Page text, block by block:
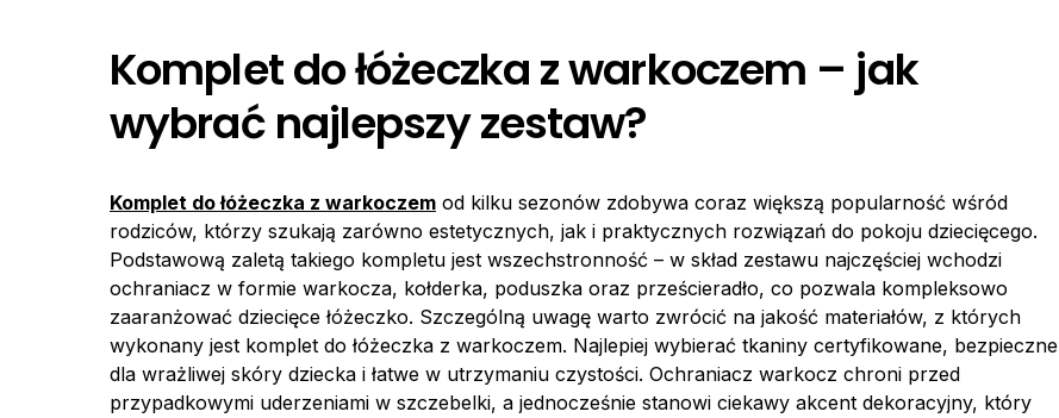
Komplet do łóżeczka z warkoczem – jak
wybrać najlepszy zestaw?
Komplet do łóżeczka z warkoczem od kilku sezonów zdobywa coraz większą popularność wśród
rodziców, którzy szukają zarówno estetycznych, jak i praktycznych rozwiązań do pokoju dziecięcego.
Podstawową zaletą takiego kompletu jest wszechstronność – w skład zestawu najczęściej wchodzi
ochraniacz w formie warkocza, kołderka, poduszka oraz prześcieradło, co pozwala kompleksowo
zaaranżować dziecięce łóżeczko. Szczególną uwagę warto zwrócić na jakość materiałów, z których
wykonany jest komplet do łóżeczka z warkoczem. Najlepiej wybierać tkaniny certyfikowane, bezpieczne
dla wrażliwej skóry dziecka i łatwe w utrzymaniu czystości. Ochraniacz warkocz chroni przed
przypadkowymi uderzeniami w szczebelki, a jednocześnie stanowi ciekawy akcent dekoracyjny, który